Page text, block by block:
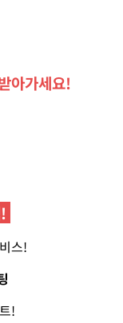
아가세요!
스!
!